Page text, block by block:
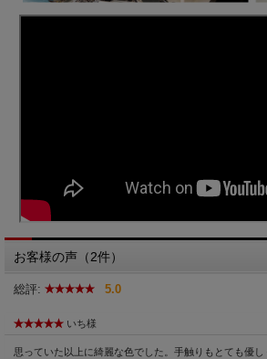
お客様の声（2件）
総評: 5.0
いち様
思っていた以上に綺麗な色でした。手触りもとても優